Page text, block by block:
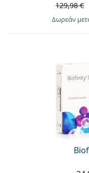
129,98 €
Δωρεάν